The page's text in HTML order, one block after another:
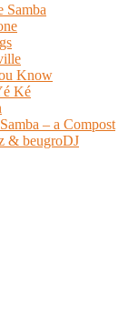
Samba
Know
Ké
– a Compost
& beugroDJ